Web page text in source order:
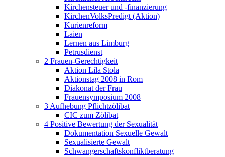
Kirchensteuer und -finanzierung
KirchenVolksPredigt (Aktion)
Kurienreform
Laien
Lernen aus Limburg
Petrusdienst
2 Frauen-Gerechtigkeit
Aktion Lila Stola
Aktionstag 2008 in Rom
Diakonat der Frau
Frauensymposium 2008
3 Aufhebung Pflichtzölibat
CIC zum Zölibat
4 Positive Bewertung der Sexualität
Dokumentation Sexuelle Gewalt
Sexualisierte Gewalt
Schwangerschaftskonfliktberatung